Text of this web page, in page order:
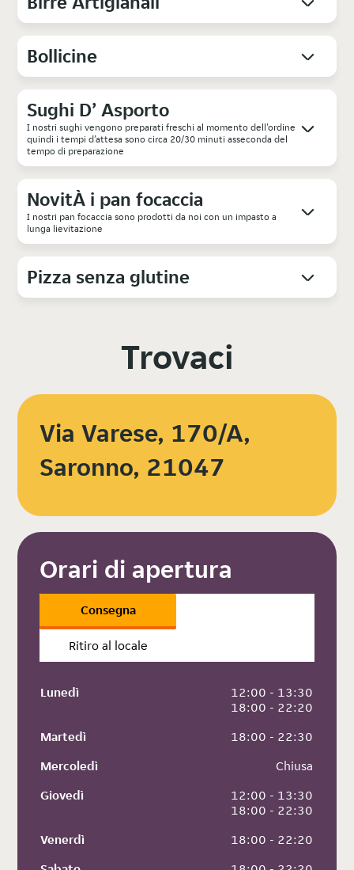
Bollicine
Sughi D’ Asporto
I nostri sughi vengono preparati freschi al momento dell’ordine
quindi i tempi d’attesa sono circa 20/30 minuti asseconda del
tempo di preparazione
NovitÀ i pan focaccia
I nostri pan focaccia sono prodotti da noi con un impasto a
lunga lievitazione
Pizza senza glutine
Trovaci
Via Varese, 170/A,
Saronno, 21047
Orari di apertura
Consegna
Ritiro al locale
Lunedì
12:00 - 13:30
18:00 - 22:20
Martedì
18:00 - 22:30
Mercoledì
Chiusa
Giovedì
12:00 - 13:30
18:00 - 22:30
Venerdì
18:00 - 22:20